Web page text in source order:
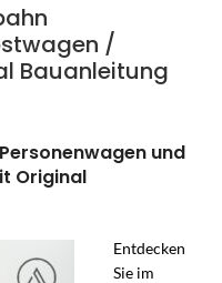
/
Bauanleitung
Personenwagen und
Original
Entdecken
Sie im